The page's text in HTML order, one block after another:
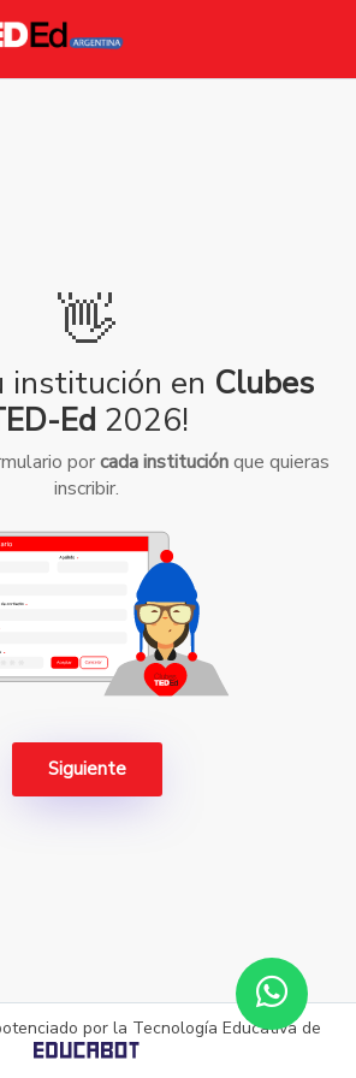
👋
institución en Clubes
Ed 2026!
porcada instituciónque quieras
inscribir.
Siguiente
por la Tecnología Educativa de